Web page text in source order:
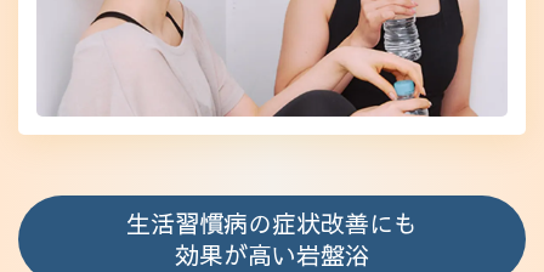
生活習慣病の症状改善にも
効果が高い岩盤浴